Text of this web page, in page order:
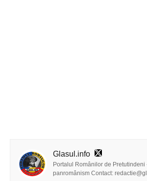
Glasul.info
Portalul Românilor de Pretutindeni
panromânism Contact: